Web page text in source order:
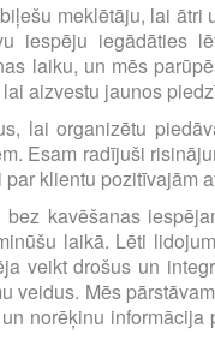
meklētāju, lai
iespēju iegādāties
laiku, un mēs
aizvestu jaunos
lai organizētu
Esam radījuši
klientu pozitīvajām
kavēšanas
laikā. Lēti
veikt drošus un
veidus. Mēs
norēķinu